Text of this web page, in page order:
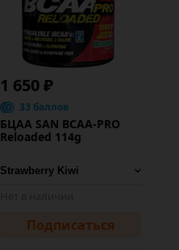
1 650 ₽
33 баллов
БЦАА SAN BCAA-PRO
Reloaded 114g
Подписаться